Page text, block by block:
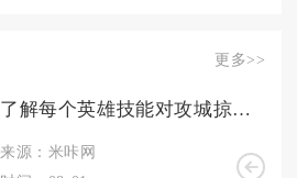
更多>>
了解每个英雄技能对攻城掠地的影响吗
来源：米咔网